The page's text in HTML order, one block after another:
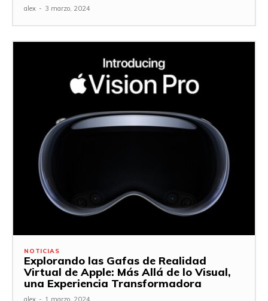
alex - 3 marzo, 2024
NOTICIAS
Explorando las Gafas de Realidad
Virtual de Apple: Más Allá de lo Visual,
una Experiencia Transformadora
alex - 1 marzo, 2024